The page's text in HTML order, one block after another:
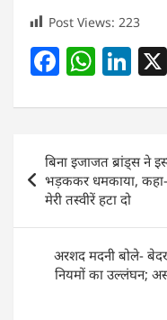
Post Views: 223
F
c
e
b
o
o
k
W
at
s
A
p
p
Li
k
e
dI
Post
navigation
बिना इजाजत ब्रांड्स ने
भड़ककर धमकाया,
मेरी तस्वीरें हटा दो
अरशद मदनी बोले-
नियमों का उल्लंघन;